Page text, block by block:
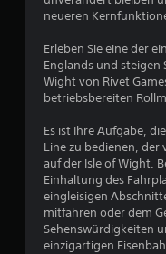
neueren
Erleben Sie eine der
Englands und steigen
Wight von Rivet
betriebsbereiten
Es ist Ihre Aufgabe,
Line zu bedienen, der
auf der Isle of Wight.
Einhaltung des
eingleisigen
mitfahren oder dem
Sehenswürdigkeiten
einzigartigen